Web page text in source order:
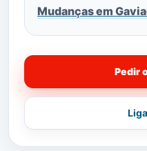
Mudanças em
Pedir